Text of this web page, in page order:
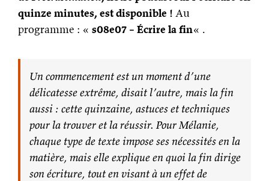
quinze minutes, est disponible ! Au
programme : « s08e07 – Écrire la fin« .
Un commencement est un moment d’une
délicatesse extrême, disait l’autre, mais la fin
aussi : cette quinzaine, astuces et techniques
pour la trouver et la réussir. Pour Mélanie,
chaque type de texte impose ses nécessités en la
matière, mais elle explique en quoi la fin dirige
son écriture, tout en visant à un effet de